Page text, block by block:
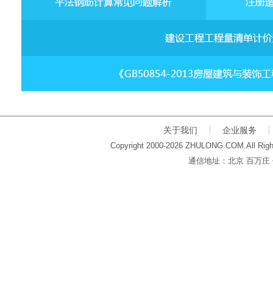
关于我们 企业服务
Copyright 2000-2026 ZHULONG.COM.All
通信地址：北京 百万